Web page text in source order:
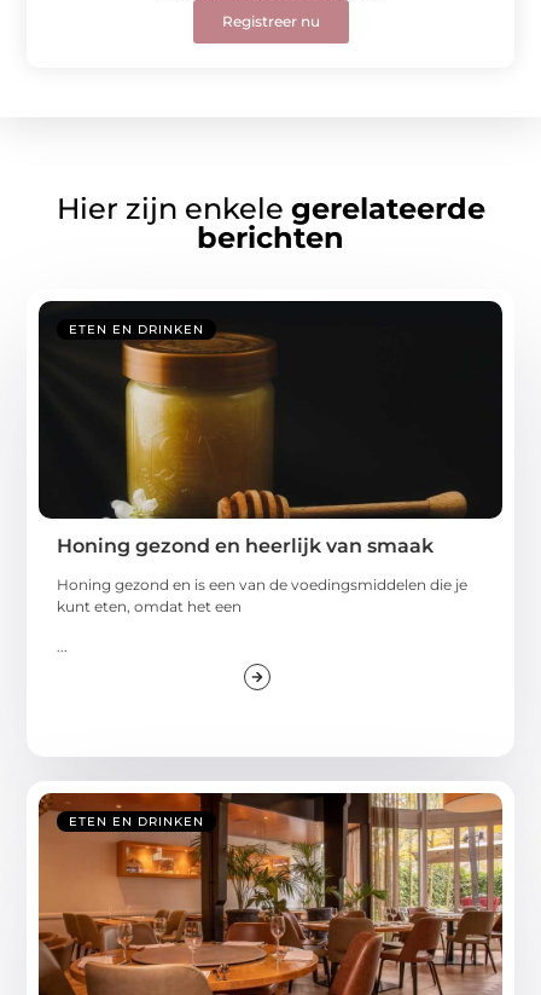
Registreer nu
Hier zijn enkele gerelateerde
berichten
ETEN EN DRINKEN
Honing gezond en heerlijk van smaak
Honing gezond en is een van de voedingsmiddelen die je
kunt eten, omdat het een
ETEN EN DRINKEN